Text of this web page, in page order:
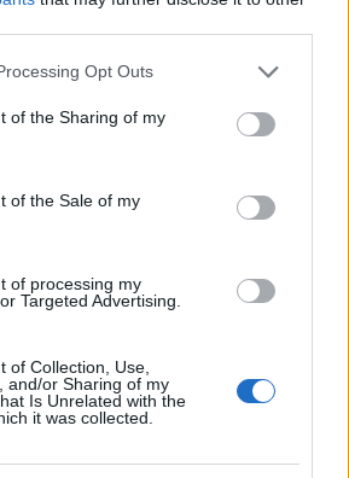
website/app uses one or more Google
or usage behaviour. You may click to
to Google and its third-party tags to
specified purposes in below Google
Opt Outs
of the Sharing of my
of the Sale of my
of processing my
Targeted Advertising.
of Collection, Use,
and/or Sharing of my
Is Unrelated with the
it was collected.
mostre, concerti e letture per
2026